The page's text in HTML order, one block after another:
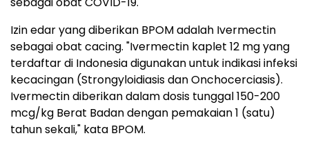
Izin edar yang diberikan BPOM adalah Ivermectin
sebagai obat cacing. "Ivermectin kaplet 12 mg yang
terdaftar di Indonesia digunakan untuk indikasi infeksi
kecacingan (Strongyloidiasis dan Onchocerciasis).
Ivermectin diberikan dalam dosis tunggal 150-200
mcg/kg Berat Badan dengan pemakaian 1 (satu)
tahun sekali," kata BPOM.